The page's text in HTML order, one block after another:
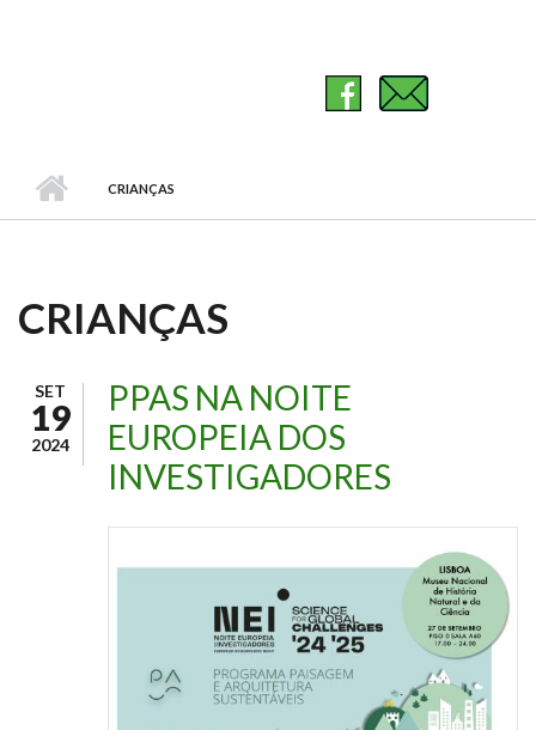
CRIANÇAS
CRIANÇAS
SET
19
2024
PPAS NA NOITE
EUROPEIA DOS
INVESTIGADORES